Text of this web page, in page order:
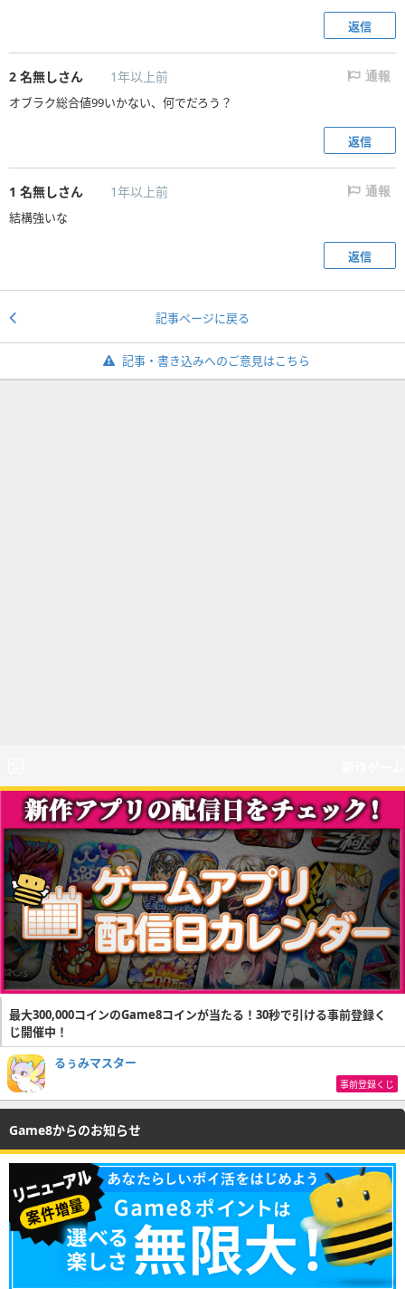
返信
2 名無しさん 1年以上前 通報
オブラク総合値99いかない、何でだろう？
返信
1 名無しさん 1年以上前 通報
結構強いな
返信
記事ページに戻る
記事・書き込みへのご意見はこちら
最大300,000コインのGame8コインが当たる！30秒で引ける事前登録く
じ開催中！
るぅみマスター
事前登録くじ
Game8からのお知らせ